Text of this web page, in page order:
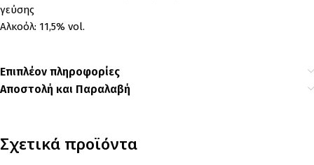
γεύσης
Αλκοόλ: 11,5% vol.
Επιπλέον πληροφορίες
Αποστολή και Παραλαβή
Σχετικά προϊόντα